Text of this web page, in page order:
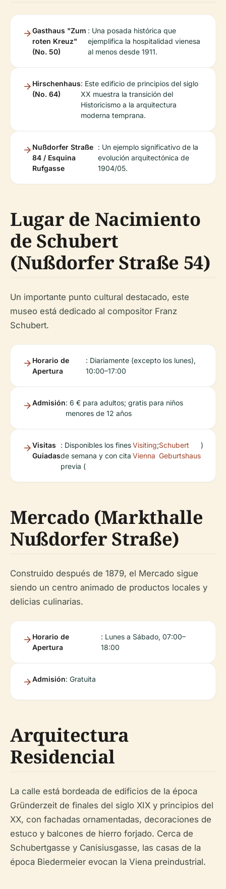
Gasthaus "Zum
roten Kreuz"
(No. 50)
: Una posada histórica que
ejemplifica la hospitalidad vienesa
al menos desde 1911.
Hirschenhaus
(No. 64)
: Este edificio de principios del siglo
XX muestra la transición del
Historicismo a la arquitectura
moderna temprana.
Nußdorfer Straße
84 / Esquina
Rufgasse
: Un ejemplo significativo de la
evolución arquitectónica de
1904/05.
Lugar de Nacimiento
de Schubert
(Nußdorfer Straße 54)
Un importante punto cultural destacado, este
museo está dedicado al compositor Franz
Schubert.
Horario de
Apertura
: Diariamente (excepto los lunes),
10:00–17:00
Admisión: 6 € para adultos; gratis para niños
menores de 12 años
Visitas
Guiadas
: Disponibles los fines
de semana y con cita
previa (
Visiting
Vienna
;Schubert
Geburtshaus
)
Mercado (Markthalle
Nußdorfer Straße)
Construido después de 1879, el Mercado sigue
siendo un centro animado de productos locales y
delicias culinarias.
Horario de
Apertura
: Lunes a Sábado, 07:00–
18:00
Admisión: Gratuita
Arquitectura
Residencial
La calle está bordeada de edificios de la época
Gründerzeit de finales del siglo XIX y principios del
XX, con fachadas ornamentadas, decoraciones de
estuco y balcones de hierro forjado. Cerca de
Schubertgasse y Canisiusgasse, las casas de la
época Biedermeier evocan la Viena preindustrial.